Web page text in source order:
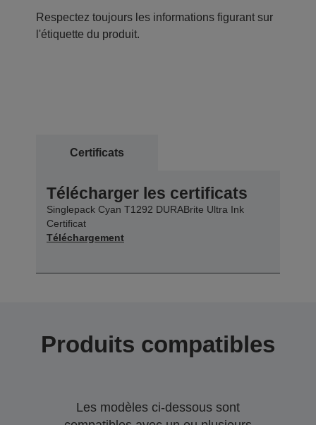
Respectez toujours les informations figurant sur
l'étiquette du produit.
Certificats
Télécharger les certificats
Singlepack Cyan T1292 DURABrite Ultra Ink
Certificat
Téléchargement
Produits compatibles
Les modèles ci-dessous sont